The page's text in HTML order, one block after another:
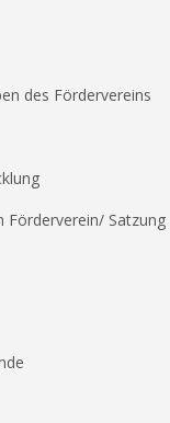
des Fördervereins
Förderverein/ Satzung